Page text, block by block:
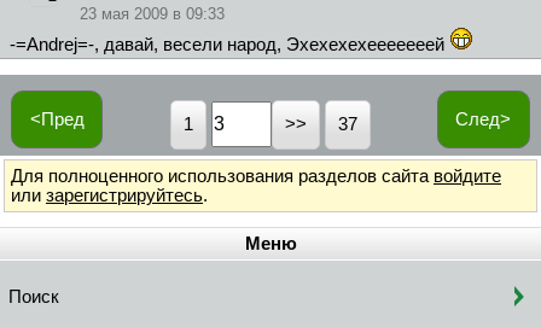
23 мая 2009 в 09:33
-=Andrej=-, давай, весели народ, Эхехехехееееееей
<Пред След>
1 37
Для полноценного использования разделов сайта войдите
или зарегистрируйтесь.
Меню
Поиск